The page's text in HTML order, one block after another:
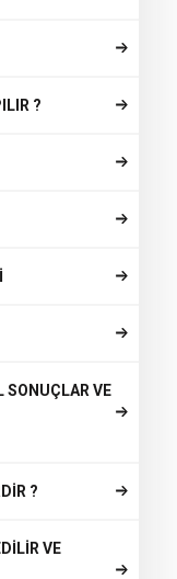
?
SONUÇLAR VE
?
VE